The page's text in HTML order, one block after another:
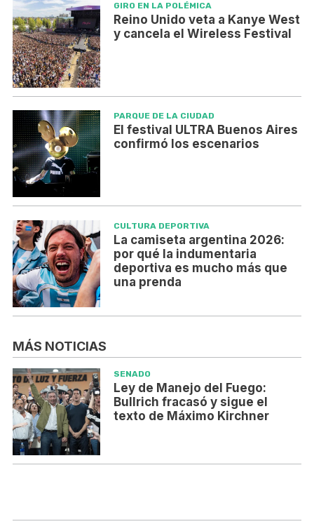
GIRO EN LA POLÉMICA
Reino Unido veta a Kanye West
y cancela el Wireless Festival
PARQUE DE LA CIUDAD
El festival ULTRA Buenos Aires
confirmó los escenarios
CULTURA DEPORTIVA
La camiseta argentina 2026:
por qué la indumentaria
deportiva es mucho más que
una prenda
MÁS NOTICIAS
SENADO
Ley de Manejo del Fuego:
Bullrich fracasó y sigue el
texto de Máximo Kirchner